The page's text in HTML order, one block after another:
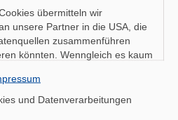
übermitteln wir
unsere Partner in die USA, die
zusammenführen
könnten. Wenngleich es kaum
dass Ihre Daten in den
geschützt sind wie bei uns in
und Datenverarbeitungen